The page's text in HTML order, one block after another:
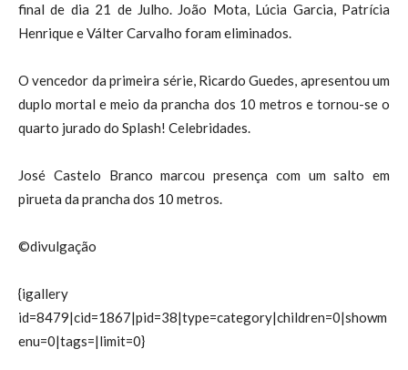
final de dia 21 de Julho. João Mota, Lúcia Garcia, Patrícia
Henrique e Válter Carvalho foram eliminados.
O vencedor da primeira série, Ricardo Guedes, apresentou um
duplo mortal e meio da prancha dos 10 metros e tornou-se o
quarto jurado do Splash! Celebridades.
José Castelo Branco marcou presença com um salto em
pirueta da prancha dos 10 metros.
©divulgação
{igallery
id=8479|cid=1867|pid=38|type=category|children=0|showm
enu=0|tags=|limit=0}